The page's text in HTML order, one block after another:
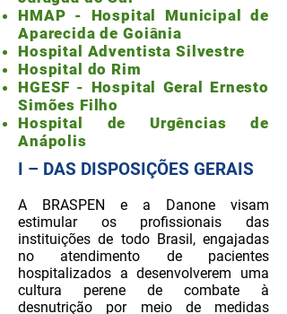
HMAP - Hospital Municipal de
Aparecida de Goiânia
Hospital Adventista Silvestre
Hospital do Rim
HGESF - Hospital Geral Ernesto
Simões Filho
Hospital de Urgências de
Anápolis
I – DAS DISPOSIÇÕES GERAIS
A BRASPEN e a Danone visam
estimular os profissionais das
instituições de todo Brasil, engajadas
no atendimento de pacientes
hospitalizados a desenvolverem uma
cultura perene de combate à
desnutrição por meio de medidas